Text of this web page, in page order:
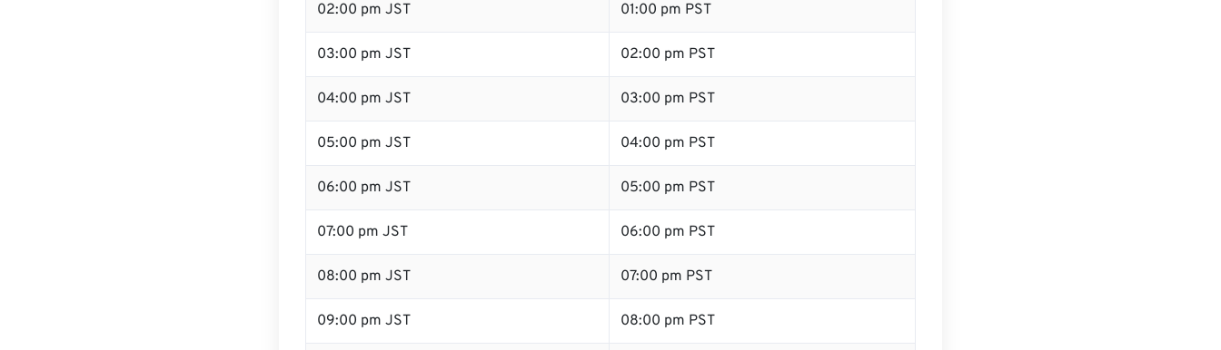
02:00 pm JST 01:00 pm PST
03:00 pm JST 02:00 pm PST
04:00 pm JST 03:00 pm PST
05:00 pm JST 04:00 pm PST
06:00 pm JST 05:00 pm PST
07:00 pm JST 06:00 pm PST
08:00 pm JST 07:00 pm PST
09:00 pm JST 08:00 pm PST